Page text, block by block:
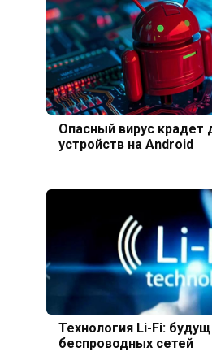
Опасный вирус крадет
устройств на Android
Технология Li-Fi:
беспроводных сетей